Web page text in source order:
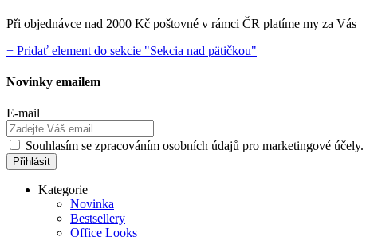
Při objednávce nad 2000 Kč poštovné v rámci ČR platíme my za Vás
+ Pridať element do sekcie "Sekcia nad pätičkou"
Novinky emailem
E-mail
Souhlasím se zpracováním osobních údajů pro marketingové účely.
Kategorie
Novinka
Bestsellery
Office Looks